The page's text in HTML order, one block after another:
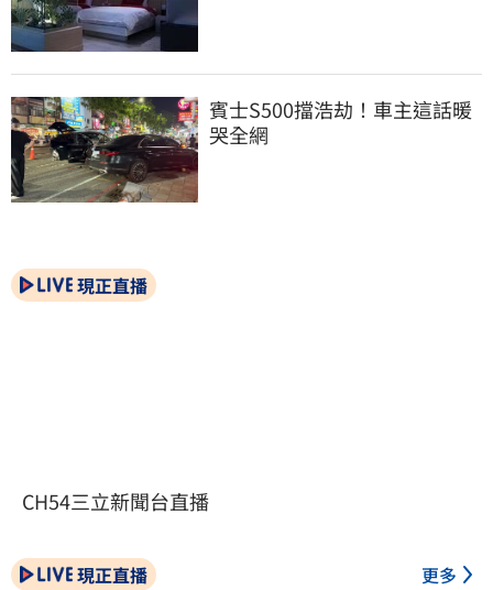
賓士S500擋浩劫！車主這話暖
哭全網
現正直播
CH54三立新聞台直播
現正直播 更多